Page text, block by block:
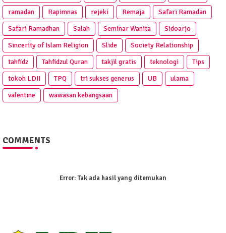
ramadan
Rapimnas rejeki Remaja
Safari Ramadan
Safari Ramadhan
Salah Seminar Wanita
Sidoarjo
Sincerity of Islam Religion
Slide
Society Relationship
tahfidz
Tahfidzul Quran takjil gratis teknologi
Tips
tokoh LDII
TPQ tri sukses generus UB
ulama
valentine
wawasan kebangsaan
COMMENTS
Error:Tak ada hasil yang ditemukan